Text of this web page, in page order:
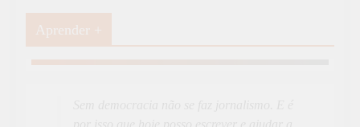
Aprender +
Aprender Mais 19 News